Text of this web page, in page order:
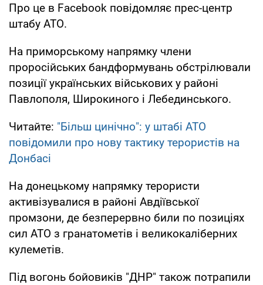
Про це в Facebook повідомляє прес-центр
штабу АТО.
На приморському напрямку члени
проросійських бандформувань обстрілювали
позиції українських військових у районі
Павлополя, Широкиного і Лебединського.
Читайте: "Більш цинічно": у штабі АТО
повідомили про нову тактику терористів на
Донбасі
На донецькому напрямку терористи
активізувалися в районі Авдіївської
промзони, де безперервно били по позиціях
сил АТО з гранатометів і великокаліберних
кулеметів.
Під вогонь бойовиків "ДНР" також потрапили